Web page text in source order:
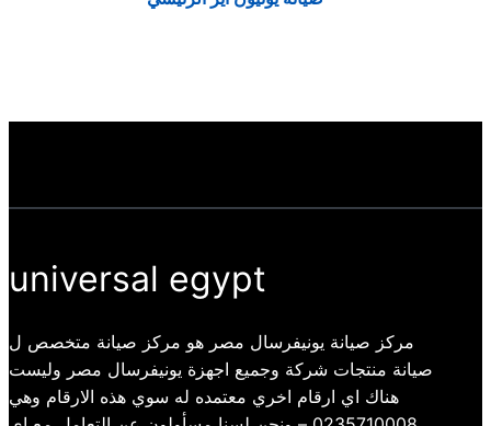
universal egypt
مركز صيانة يونيفرسال مصر هو مركز صيانة متخصص ل
صيانة منتجات شركة وجميع اجهزة يونيفرسال مصر وليست
هناك اي ارقام اخري معتمده له سوي هذه الارقام وهي